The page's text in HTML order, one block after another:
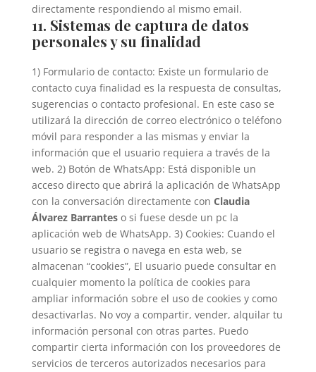
directamente respondiendo al mismo email.
11. Sistemas de captura de datos
personales y su finalidad
1) Formulario de contacto: Existe un formulario de
contacto cuya finalidad es la respuesta de consultas,
sugerencias o contacto profesional. En este caso se
utilizará la dirección de correo electrónico o teléfono
móvil para responder a las mismas y enviar la
información que el usuario requiera a través de la
web. 2) Botón de WhatsApp: Está disponible un
acceso directo que abrirá la aplicación de WhatsApp
con la conversación directamente con Claudia
Álvarez Barrantes o si fuese desde un pc la
aplicación web de WhatsApp. 3) Cookies: Cuando el
usuario se registra o navega en esta web, se
almacenan “cookies”, El usuario puede consultar en
cualquier momento la política de cookies para
ampliar información sobre el uso de cookies y como
desactivarlas. No voy a compartir, vender, alquilar tu
información personal con otras partes. Puedo
compartir cierta información con los proveedores de
servicios de terceros autorizados necesarios para